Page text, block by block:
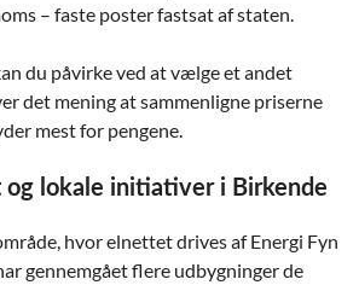
– faste poster fastsat af staten.
du påvirke ved at vælge et andet
det mening at sammenligne priserne
mest for pengene.
og lokale initiativer i Birkende
hvor elnettet drives af Energi Fyn
gennemgået flere udbygninger de